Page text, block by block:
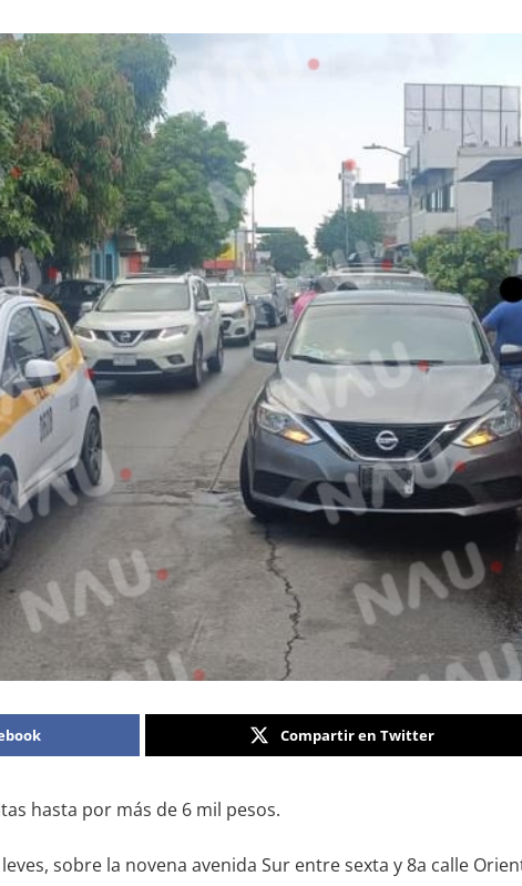
Compartir en Twitter
hasta por más de 6 mil pesos.
leves, sobre la novena avenida Sur entre sexta y 8a calle